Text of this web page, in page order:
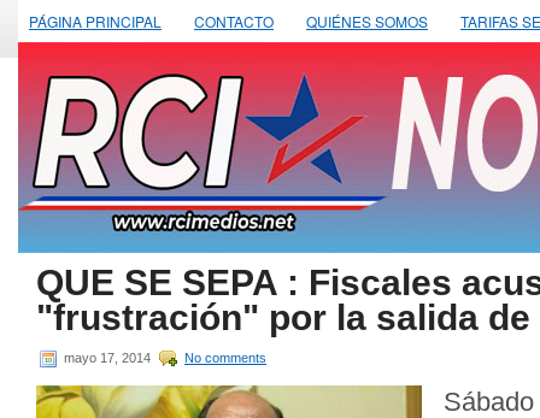
PÁGINA PRINCIPAL CONTACTO QUIÉNES SOMOS TARIFAS
QUE SE SEPA : Fiscales
"frustración" por la salida
mayo 17, 2014 No comments